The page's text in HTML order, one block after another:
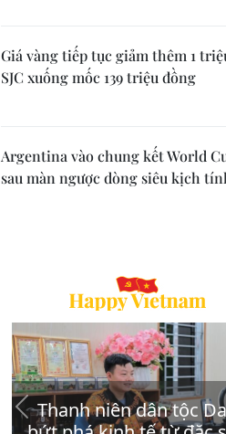
Giá vàng tiếp tục giảm thêm 1
SJC xuống mốc 139 triệu đồng
Argentina vào chung kết World
sau màn ngược dòng siêu kịch